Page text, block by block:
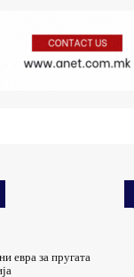
евра за пругата